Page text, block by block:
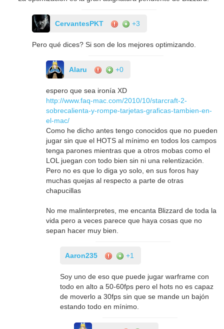
CervantesPKT +3
Pero qué dices? Si son de los mejores optimizando.
Alaru +0
espero que sea ironía XD
http://www.faq-mac.com/2010/10/starcraft-2-
sobrecalienta-y-rompe-tarjetas-graficas-tambien-en-
el-mac/
Como he dicho antes tengo conocidos que no pueden
jugar sin que el HOTS al mínimo en todos los campos
tenga parones mientras que a otros mobas como el
LOL juegan con todo bien sin ni una relentización.
Pero no es que lo diga yo solo, en sus foros hay
muchas quejas al respecto a parte de otras
chapucillas
No me malinterpretes, me encanta Blizzard de toda la
vida pero a veces parece que haya cosas que no
sepan hacer muy bien.
Aaron235 +1
Soy uno de eso que puede jugar warframe con
todo en alto a 50-60fps pero el hots no es capaz
de moverlo a 30fps sin que se mande un bajón
estando todo en mínimo.